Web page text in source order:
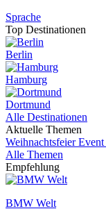
Sprache
Top Destinationen
Berlin
Hamburg
Dortmund
Alle Destinationen
Aktuelle Themen
WeihnachtsfeierEvent
Alle Themen
Empfehlung
BMW Welt